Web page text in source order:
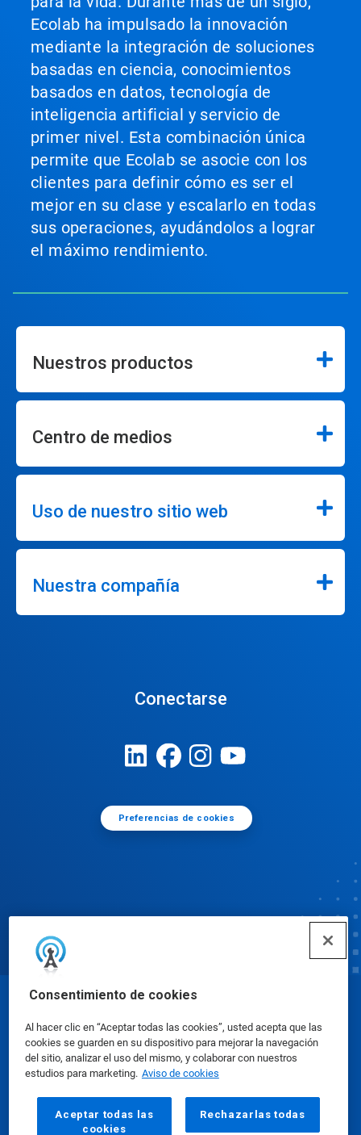
Consentimiento de cookies
Al hacer clic en “Aceptar todas las cookies”, usted acepta que las
cookies se guarden en su dispositivo para mejorar la navegación
del sitio, analizar el uso del mismo, y colaborar con nuestros
estudios para marketing. Aviso de cookies
Aceptar todas las
cookies
Rechazarlas todas
Ecolab ha impulsado la innovación
mediante la integración de soluciones
basadas en ciencia, conocimientos
basados en datos, tecnología de
inteligencia artificial y servicio de
primer nivel. Esta combinación única
permite que Ecolab se asocie con los
clientes para definir cómo es ser el
mejor en su clase y escalarlo en todas
sus operaciones, ayudándolos a lograr
el máximo rendimiento.
Nuestros productos
Centro de medios
Uso de nuestro sitio web
Nuestra compañía
Conectarse
Preferencias de cookies
Hojas de datos sobre seguridad|Política de
privacidad|Términos de uso